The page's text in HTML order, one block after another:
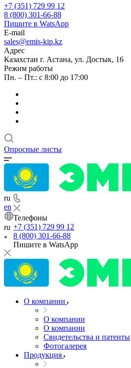
+7 (351) 729 99 12
8 (800) 301-66-88
Пишите в WatsApp
E-mail
sales@emis-kip.kz
Адрес
Казахстан г. Астана, ул. Достык, 16
Режим работы
Пн. – Пт.: с 8:00 до 17:00
Опросные листы
ru
en
ru
Телефоны
+7 (351) 729 99 12
8 (800) 301-66-88
Пишите в WatsApp
О компании
О компании
О компании
Свидетельства и патенты
Фотогалерея
Продукция